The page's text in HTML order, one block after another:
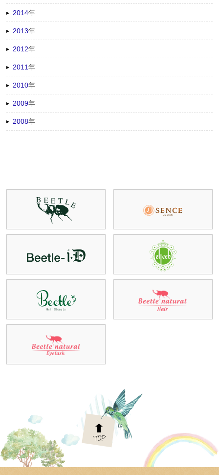
2014年
2013年
2012年
2011年
2010年
2009年
2008年